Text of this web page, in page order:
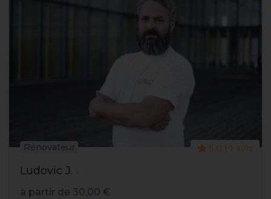
Ludovic J.
Rénovateur 5.0 | 1 avis
à partir de 30,00 €